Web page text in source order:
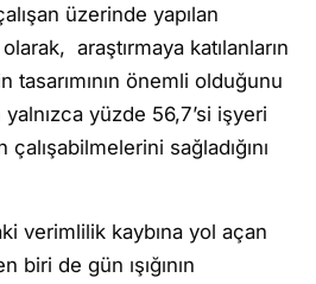
üzerinde yapılan
araştırmaya katılanların
tasarımının önemli olduğunu
yüzde 56,7’si işyeri
çalışabilmelerini sağladığını
verimlilik kaybına yol açan
biri de gün ışığının